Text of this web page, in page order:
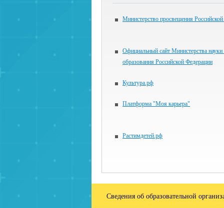
Министерство просвещения
Официальный сайт Министерства
образования Российской Федерации
Культура.рф
Платформа "Моя карьера"
Растимдетей.рф
Сведения об образовательной